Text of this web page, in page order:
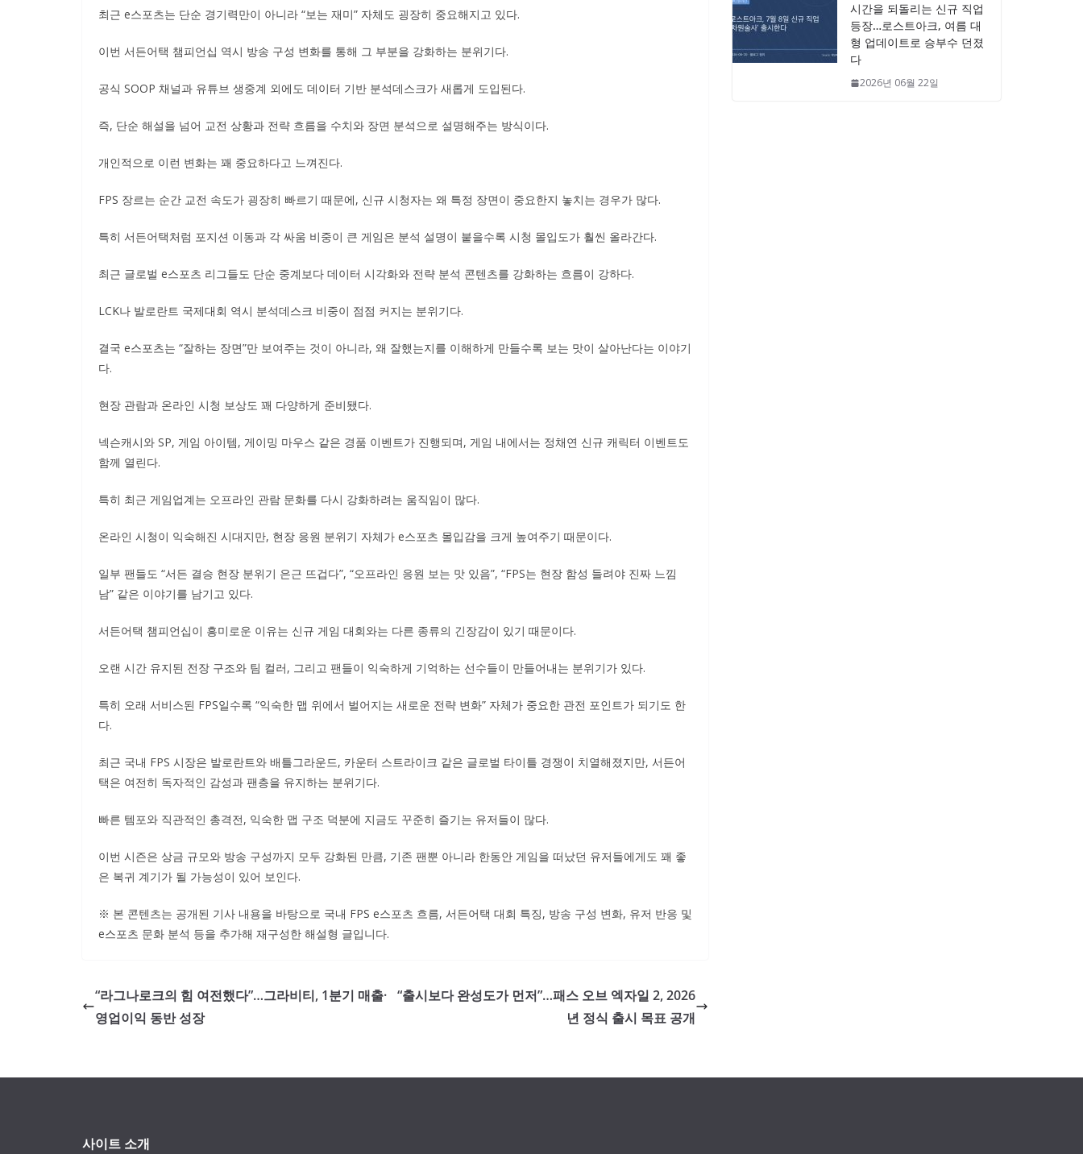
최근 e스포츠는 단순 경기력만이 아니라 “보는 재미” 자체도 굉장히 중요해지고 있다.
이번 서든어택 챔피언십 역시 방송 구성 변화를 통해 그 부분을 강화하는 분위기다.
공식 SOOP 채널과 유튜브 생중계 외에도 데이터 기반 분석데스크가 새롭게 도입된다.
즉, 단순 해설을 넘어 교전 상황과 전략 흐름을 수치와 장면 분석으로 설명해주는 방식이다.
개인적으로 이런 변화는 꽤 중요하다고 느껴진다.
FPS 장르는 순간 교전 속도가 굉장히 빠르기 때문에, 신규 시청자는 왜 특정 장면이 중요한지 놓치는 경우가 많다.
특히 서든어택처럼 포지션 이동과 각 싸움 비중이 큰 게임은 분석 설명이 붙을수록 시청 몰입도가 훨씬 올라간다.
최근 글로벌 e스포츠 리그들도 단순 중계보다 데이터 시각화와 전략 분석 콘텐츠를 강화하는 흐름이 강하다.
LCK나 발로란트 국제대회 역시 분석데스크 비중이 점점 커지는 분위기다.
결국 e스포츠는 “잘하는 장면”만 보여주는 것이 아니라, 왜 잘했는지를 이해하게 만들수록 보는 맛이 살아난다는 이야기
다.
현장 관람과 온라인 시청 보상도 꽤 다양하게 준비됐다.
넥슨캐시와 SP, 게임 아이템, 게이밍 마우스 같은 경품 이벤트가 진행되며, 게임 내에서는 정채연 신규 캐릭터 이벤트도
함께 열린다.
특히 최근 게임업계는 오프라인 관람 문화를 다시 강화하려는 움직임이 많다.
온라인 시청이 익숙해진 시대지만, 현장 응원 분위기 자체가 e스포츠 몰입감을 크게 높여주기 때문이다.
일부 팬들도 “서든 결승 현장 분위기 은근 뜨겁다”, “오프라인 응원 보는 맛 있음”, “FPS는 현장 함성 들려야 진짜 느낌
남” 같은 이야기를 남기고 있다.
서든어택 챔피언십이 흥미로운 이유는 신규 게임 대회와는 다른 종류의 긴장감이 있기 때문이다.
오랜 시간 유지된 전장 구조와 팀 컬러, 그리고 팬들이 익숙하게 기억하는 선수들이 만들어내는 분위기가 있다.
특히 오래 서비스된 FPS일수록 “익숙한 맵 위에서 벌어지는 새로운 전략 변화” 자체가 중요한 관전 포인트가 되기도 한
다.
최근 국내 FPS 시장은 발로란트와 배틀그라운드, 카운터 스트라이크 같은 글로벌 타이틀 경쟁이 치열해졌지만, 서든어
택은 여전히 독자적인 감성과 팬층을 유지하는 분위기다.
빠른 템포와 직관적인 총격전, 익숙한 맵 구조 덕분에 지금도 꾸준히 즐기는 유저들이 많다.
이번 시즌은 상금 규모와 방송 구성까지 모두 강화된 만큼, 기존 팬뿐 아니라 한동안 게임을 떠났던 유저들에게도 꽤 좋
은 복귀 계기가 될 가능성이 있어 보인다.
※ 본 콘텐츠는 공개된 기사 내용을 바탕으로 국내 FPS e스포츠 흐름, 서든어택 대회 특징, 방송 구성 변화, 유저 반응 및
e스포츠 문화 분석 등을 추가해 재구성한 해설형 글입니다.
“라그나로크의 힘 여전했다”…그라비티, 1분기 매출·
영업이익 동반 성장
“출시보다 완성도가 먼저”…패스 오브 엑자일 2, 2026
년 정식 출시 목표 공개
시간을 되돌리는 신규 직업
등장…로스트아크, 여름 대
형 업데이트로 승부수 던졌
다
2026년 06월 22일
사이트 소개